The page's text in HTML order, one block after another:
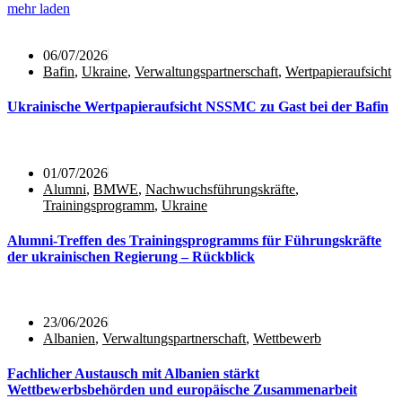
mehr laden
06/07/2026
Bafin, Ukraine, Verwaltungspartnerschaft, Wertpapieraufsicht
Ukrainische Wertpapieraufsicht NSSMC zu Gast bei der Bafin
01/07/2026
Alumni, BMWE, Nachwuchsführungskräfte,
Trainingsprogramm, Ukraine
Alumni‑Treffen des Trainingsprogramms für Führungskräfte
der ukrainischen Regierung – Rückblick
23/06/2026
Albanien, Verwaltungspartnerschaft, Wettbewerb
Fachlicher Austausch mit Albanien stärkt
Wettbewerbsbehörden und europäische Zusammenarbeit